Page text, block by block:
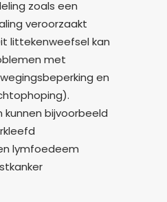
zoals een
veroorzaakt
littekenweefsel kan
met
en
kunnen bijvoorbeeld
lymfoedeem